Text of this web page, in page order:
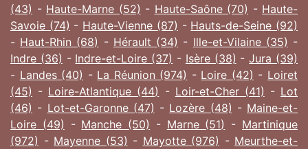
(43) - Haute-Marne (52) - Haute-Saône (70) - Haute-
Savoie (74) - Haute-Vienne (87) - Hauts-de-Seine (92)
- Haut-Rhin (68) - Hérault (34) - Ille-et-Vilaine (35) -
Indre (36) - Indre-et-Loire (37) - Isère (38) -Jura (39)
- Landes (40) - La Réunion (974) - Loire (42) - Loiret
(45) - Loire-Atlantique (44) - Loir-et-Cher (41) - Lot
(46) - Lot-et-Garonne (47) - Lozère (48) - Maine-et-
Loire (49) - Manche (50) - Marne (51) - Martinique
(972) - Mayenne (53) - Mayotte (976) - Meurthe-et-